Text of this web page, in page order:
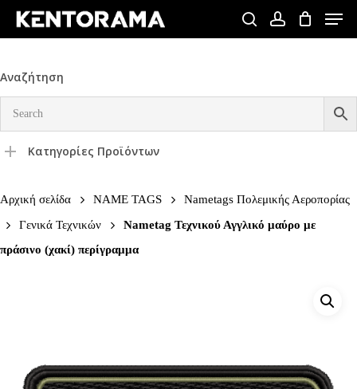
Skip
content
searchaccount
Menu
Αναζήτηση
Κατηγορίες Προϊόντων
Αρχική σελίδα NAME TAGS
Nametags Πολεμικής Αεροπορίας
Γενικά Τεχνικών
Nametag Τεχνικού Αγγλικό μαύρο με
πράσινο (χακί) περίγραμμα